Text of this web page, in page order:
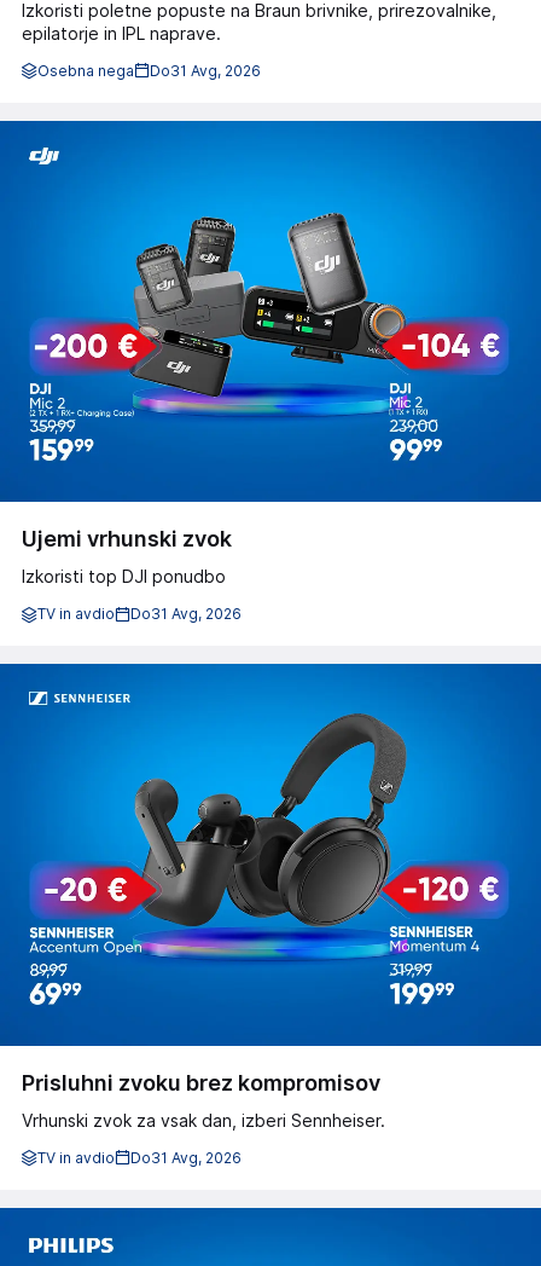
Izkoristi poletne popuste na Braun brivnike, prirezovalnike,
epilatorje in IPL naprave.
Osebna nega Do31 Avg, 2026
Ujemi vrhunski zvok
Izkoristi top DJI ponudbo
TV in avdio Do31 Avg, 2026
Prisluhni zvoku brez kompromisov
Vrhunski zvok za vsak dan, izberi Sennheiser.
TV in avdio Do31 Avg, 2026